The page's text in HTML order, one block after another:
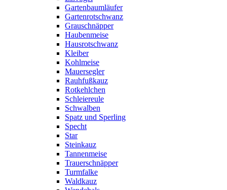
Gartenbaumläufer
Gartenrotschwanz
Grauschnäpper
Haubenmeise
Hausrotschwanz
Kleiber
Kohlmeise
Mauersegler
Rauhfußkauz
Rotkehlchen
Schleiereule
Schwalben
Spatz und Sperling
Specht
Star
Steinkauz
Tannenmeise
Trauerschnäpper
Turmfalke
Waldkauz